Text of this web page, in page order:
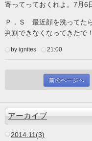
寄ってっておくれよ。7月6
Ｐ．Ｓ 最近顔を洗ってた
判別できなくなってきたで！
by ignites 21:00
前のページへ
アーカイブ
2014.11(3)